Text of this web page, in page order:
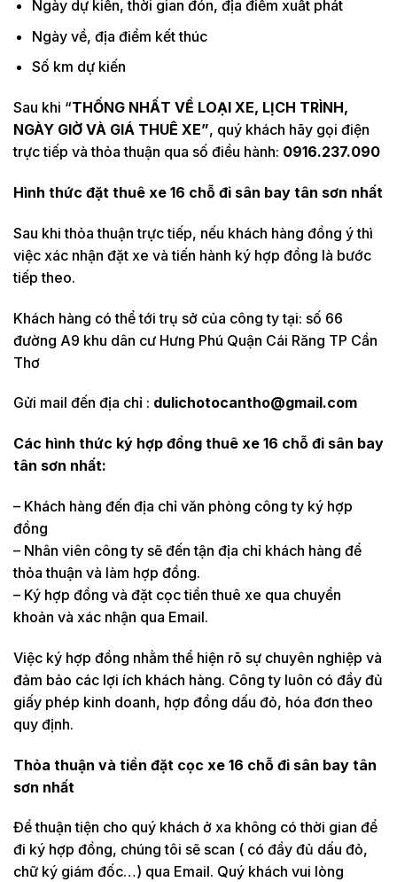
Ngày dự kiến, thời gian đón, địa điểm xuất phát
Ngày về, địa điểm kết thúc
Số km dự kiến
Sau khi “THỐNG NHẤT VỀ LOẠI XE, LỊCH TRÌNH,
NGÀY GIỜ VÀ GIÁ THUÊ XE”, quý khách hãy gọi điện
trực tiếp và thỏa thuận qua số điều hành: 0916.237.090
Hình thức đặt thuê xe 16 chỗ đi sân bay tân sơn nhất
Sau khi thỏa thuận trực tiếp, nếu khách hàng đồng ý thì
việc xác nhận đặt xe và tiến hành ký hợp đồng là bước
tiếp theo.
Khách hàng có thể tới trụ sở của công ty tại: số 66
đường A9 khu dân cư Hưng Phú Quận Cái Răng TP Cần
Thơ
Gửi mail đến địa chỉ : dulichotocantho@gmail.com
Các hình thức ký hợp đồng thuê xe 16 chỗ đi sân bay
tân sơn nhất:
– Khách hàng đến địa chỉ văn phòng công ty ký hợp
đồng
– Nhân viên công ty sẽ đến tận địa chỉ khách hàng để
thỏa thuận và làm hợp đồng.
– Ký hợp đồng và đặt cọc tiền thuê xe qua chuyển
khoản và xác nhận qua Email.
Việc ký hợp đồng nhằm thể hiện rõ sự chuyên nghiệp và
đảm bảo các lợi ích khách hàng. Công ty luôn có đầy đủ
giấy phép kinh doanh, hợp đồng dấu đỏ, hóa đơn theo
quy định.
Thỏa thuận và tiền đặt cọc xe 16 chỗ đi sân bay tân
sơn nhất
Để thuận tiện cho quý khách ở xa không có thời gian để
đi ký hợp đồng, chúng tôi sẽ scan ( có đầy đủ dấu đỏ,
chữ ký giám đốc…) qua Email. Quý khách vui lòng